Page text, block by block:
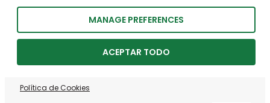
MANAGE PREFERENCES
ACEPTAR TODO
Política de Cookies